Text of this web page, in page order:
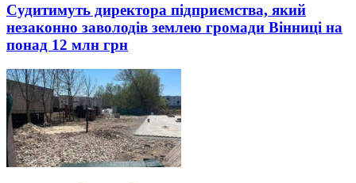
Судитимуть директора підприємства, який
незаконно заволодів землею громади Вінниці на
понад 12 млн грн